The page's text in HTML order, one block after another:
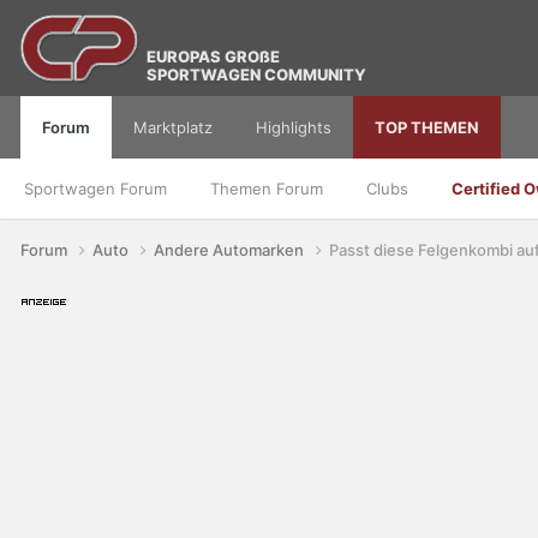
EUROPAS GROßE
SPORTWAGEN COMMUNITY
Forum
Sportwagen Forum Themen Forum Clubs Certified
Marktplatz Highlights TOP THEMEN
Forum Auto Andere Automarken Passt diese Felgenkombi